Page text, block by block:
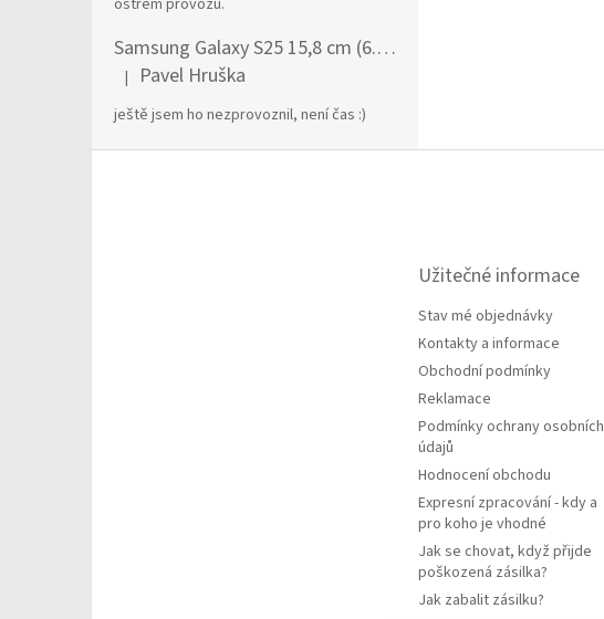
Samsung Galaxy S25 15,8 cm (6.2") Dual SIM Android 15 5G USB typu C 12 GB 256 GB 4000 mAh Námořnická modrá
Hodnocení produktu je 1 z 5 hvězdiček.
| Pavel Hruška
ještě jsem ho nezprovoznil, není čas :)
Užitečné informace
Stav mé objednávky
Kontakty a informace
Obchodní podmínky
Reklamace
Podmínky ochrany osobních
údajů
Hodnocení obchodu
Expresní zpracování - kdy a
pro koho je vhodné
Jak se chovat, když přijde
poškozená zásilka?
Jak zabalit zásilku?